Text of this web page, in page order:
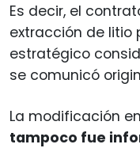
Es decir, el
extracción de litio
estratégico
se comunicó
La modificación
tampoco fue